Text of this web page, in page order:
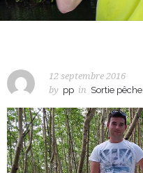
12 septembre 2016
by pp in Sortie pêche